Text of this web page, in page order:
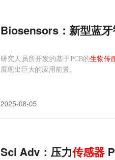
Biosensors：新型蓝
研究人员所开发的基于PCB的生物传
展现出巨大的应用前景。
2025-08-05
Sci Adv：压力传感器